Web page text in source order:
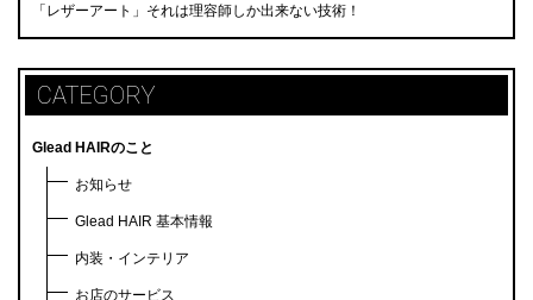
「レザーアート」それは理容師しか出来ない技術！
CATEGORY
Glead HAIRのこと
お知らせ
Glead HAIR 基本情報
内装・インテリア
お店のサービス